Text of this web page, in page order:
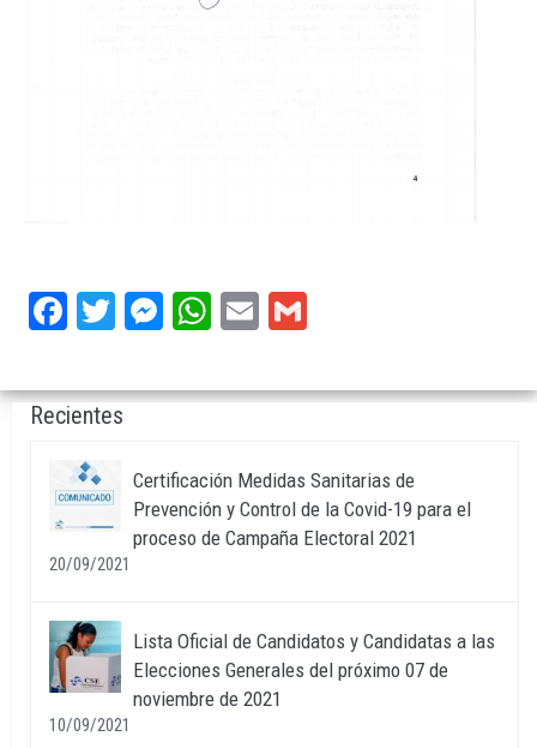
Facebook
TwitterMessenger
WhatsApp
Email
Recientes
Certificación Medidas Sanitarias de
Prevención y Control de la Covid-19 para el
proceso de Campaña Electoral 2021
20/09/2021
Lista Oficial de Candidatos y Candidatas a las
Elecciones Generales del próximo 07 de
noviembre de 2021
10/09/2021